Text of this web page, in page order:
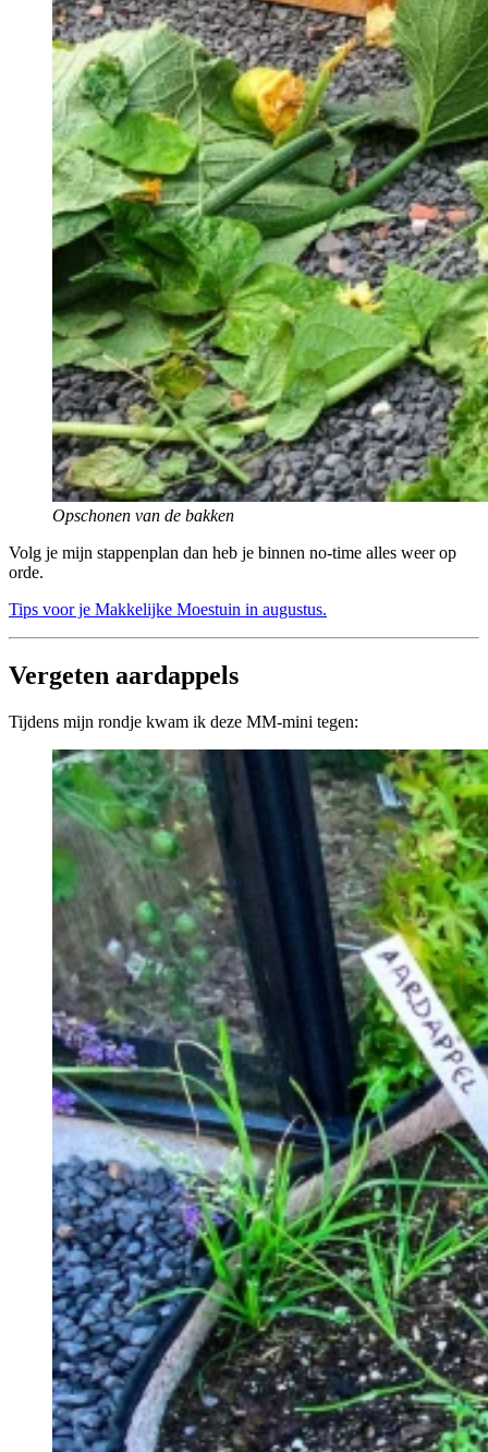
Opschonen van de bakken
Volg je mijn stappenplan dan heb je binnen no-time alles weer op
orde.
Tips voor je Makkelijke Moestuin in augustus.
Vergeten aardappels
Tijdens mijn rondje kwam ik deze MM-mini tegen: